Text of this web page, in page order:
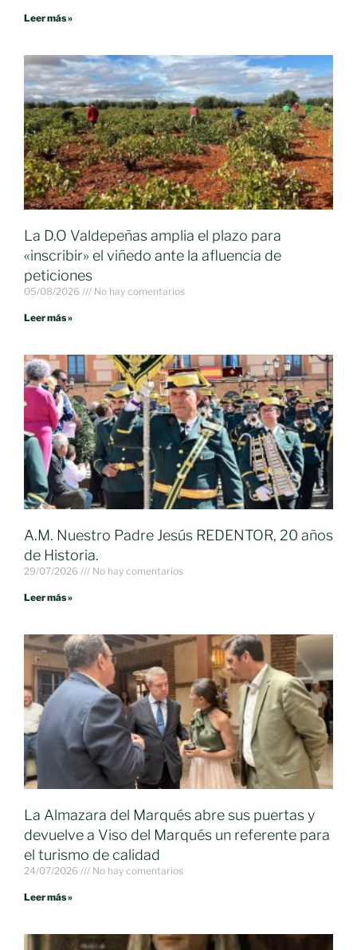
Leer más »
La D.O Valdepeñas amplia el plazo para
«inscribir» el viñedo ante la afluencia de
peticiones
05/08/2026 No hay comentarios
Leer más »
A.M. Nuestro Padre Jesús REDENTOR, 20 años
de Historia.
29/07/2026 No hay comentarios
Leer más »
La Almazara del Marqués abre sus puertas y
devuelve a Viso del Marqués un referente para
el turismo de calidad
24/07/2026 No hay comentarios
Leer más »